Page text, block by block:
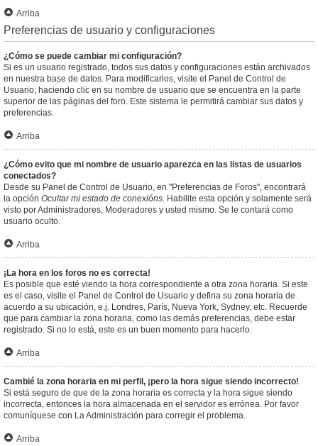
Arriba
Preferencias de usuario y configuraciones
¿Cómo se puede cambiar mi configuración?
Si es un usuario registrado, todos sus datos y configuraciones están archivados
en nuestra base de datos. Para modificarlos, visite el Panel de Control de
Usuario; haciendo clic en su nombre de usuario que se encuentra en la parte
superior de las páginas del foro. Este sistema le permitirá cambiar sus datos y
preferencias.
Arriba
¿Cómo evito que mi nombre de usuario aparezca en las listas de usuarios
conectados?
Desde su Panel de Control de Usuario, en "Preferencias de Foros", encontrará
la opción Ocultar mi estado de conexións. Habilite esta opción y solamente será
visto por Administradores, Moderadores y usted mismo. Se le contará como
usuario oculto.
Arriba
¡La hora en los foros no es correcta!
Es posible que esté viendo la hora correspondiente a otra zona horaria. Si este
es el caso, visite el Panel de Control de Usuario y defina su zona horaria de
acuerdo a su ubicación, e.j. Londres, París, Nueva York, Sydney, etc. Recuerde
que para cambiar la zona horaria, como las demás preferencias, debe estar
registrado. Si no lo está, este es un buen momento para hacerlo.
Arriba
Cambié la zona horaria en mi perfil, ¡pero la hora sigue siendo incorrecto!
Si está seguro de que de la zona horaria es correcta y la hora sigue siendo
incorrecta, entonces la hora almacenada en el servidor es errónea. Por favor
comuníquese con La Administración para corregir el problema.
Arriba